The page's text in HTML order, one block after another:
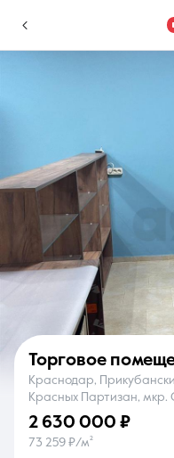
Избранное
0 объявлений
Недвижимость
О компании
Торговое
Краснодар,
Красных Партизан, мкр.
2 630 000 ₽
73 259 ₽/м²